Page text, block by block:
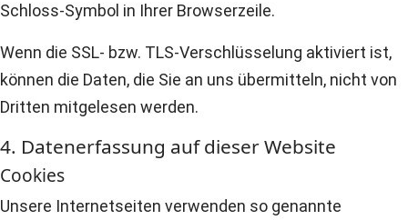
Schloss-Symbol in Ihrer Browserzeile.
Wenn die SSL- bzw. TLS-Verschlüsselung aktiviert ist,
können die Daten, die Sie an uns übermitteln, nicht von
Dritten mitgelesen werden.
4. Datenerfassung auf dieser Website
Cookies
Unsere Internetseiten verwenden so genannte